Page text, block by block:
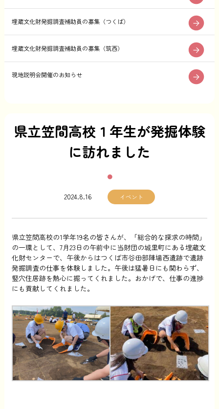
埋蔵文化財発掘調査補助員の募集（つくば）
埋蔵文化財発掘調査補助員の募集（筑西）
現地説明会開催のお知らせ
県立笠間高校１年生が発掘体験
に訪れました
2024.8.16 イベント
県立笠間高校の1学年19名の皆さんが、「総合的な探求の時間」
の一環として、7月23日の午前中に当財団の城里町にある埋蔵文
化財センターで、午後からはつくば市谷田部陣場西遺跡で遺跡
発掘調査の仕事を体験しました。午後は猛暑日にも関わらず、
竪穴住居跡を熱心に掘ってくれました。おかげで、仕事の進捗
にも貢献してくれました。